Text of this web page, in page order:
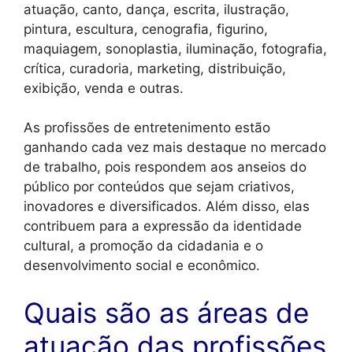
atuação, canto, dança, escrita, ilustração,
pintura, escultura, cenografia, figurino,
maquiagem, sonoplastia, iluminação, fotografia,
crítica, curadoria, marketing, distribuição,
exibição, venda e outras.
As profissões de entretenimento estão
ganhando cada vez mais destaque no mercado
de trabalho, pois respondem aos anseios do
público por conteúdos que sejam criativos,
inovadores e diversificados. Além disso, elas
contribuem para a expressão da identidade
cultural, a promoção da cidadania e o
desenvolvimento social e econômico.
Quais são as áreas de